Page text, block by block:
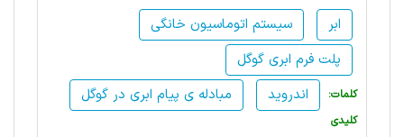
سیستم اتوماسیون خانگی
ابر
پلت فرم ابری گوگل
مبادله ی پیام ابری در گوگل
اندروید
:کلمات
کلیدی